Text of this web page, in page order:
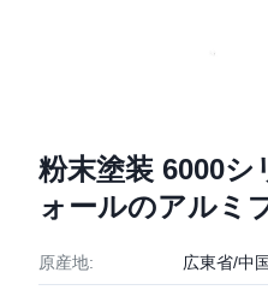
粉末塗装 6000シ
ォールのアルミ
原産地: 広東省/中国